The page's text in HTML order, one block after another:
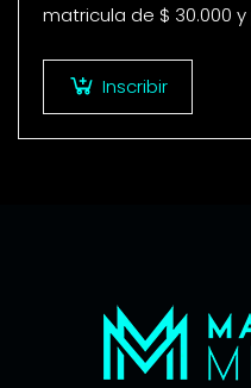
matricula de $ 30.000
Inscribir